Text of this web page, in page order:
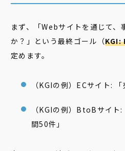
まず、「Webサイトを通じて、
か？」という最終ゴール（
定めます。
（KGIの例）ECサイト:
（KGIの例）BtoBサイト
間50件」